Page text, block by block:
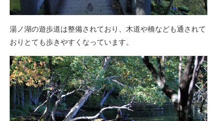
湯ノ湖の遊歩道は整備されており、木道や橋なども通されて
おりとても歩きやすくなっています。